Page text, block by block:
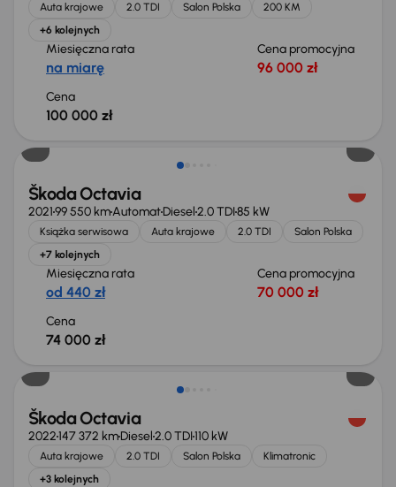
Auta krajowe 2.0 TDI Salon Polska
200 KM
+6 kolejnych
Miesięczna rata
na miarę
Cena promocyjna
96 000 zł
Cena
100 000 zł
Škoda Octavia
202199 550 kmAutomatDiesel2.0 TDI85 kW
Książka serwisowa Auta krajowe 2.0 TDI
Salon Polska
+7 kolejnych
Miesięczna rata
od 440 zł
Cena promocyjna
70 000 zł
Cena
74 000 zł
Škoda Octavia
2022147 372 kmDiesel2.0 TDI110 kW
Auta krajowe 2.0 TDI Salon Polska
Klimatronic
+3 kolejnych